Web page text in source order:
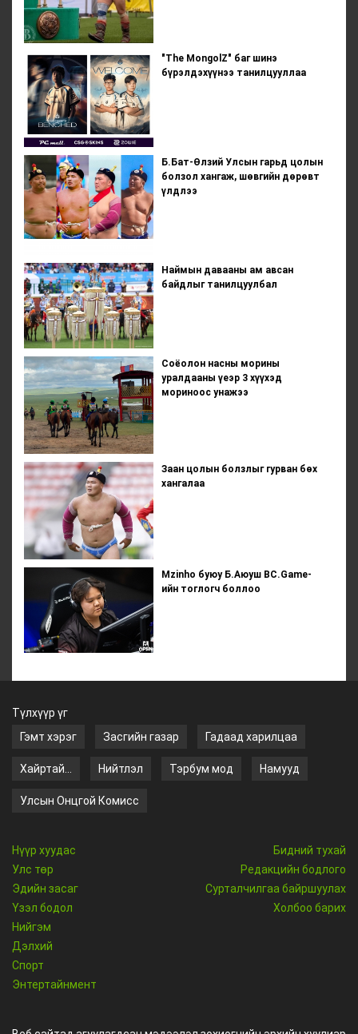
"The MongolZ" баг шинэ
бүрэлдэхүүнээ танилцууллаа
Б.Бат-Өлзий Улсын гарьд цолын
болзол хангаж, шөвгийн дөрөвт
үлдлээ
Наймын давааны ам авсан
байдлыг танилцуулбал
Соёолон насны морины
уралдааны үеэр 3 хүүхэд
мориноос унажээ
Заан цолын болзлыг гурван бөх
хангалаа
Mzinho буюу Б.Аюуш BC.Game-
ийн тоглогч боллоо
Түлхүүр үг
Гэмт хэрэг
Засгийн газар Гадаад харилцаа
Хайртай... Нийтлэл Тэрбум мод Намууд
Улсын Онцгой Комисс
Нүүр хуудас
Улс төр
Эдийн засаг
Үзэл бодол
Нийгэм
Дэлхий
Спорт
Энтертайнмент
Бидний тухай
Редакцийн бодлого
Сурталчилгаа байршуулах
Холбоо барих